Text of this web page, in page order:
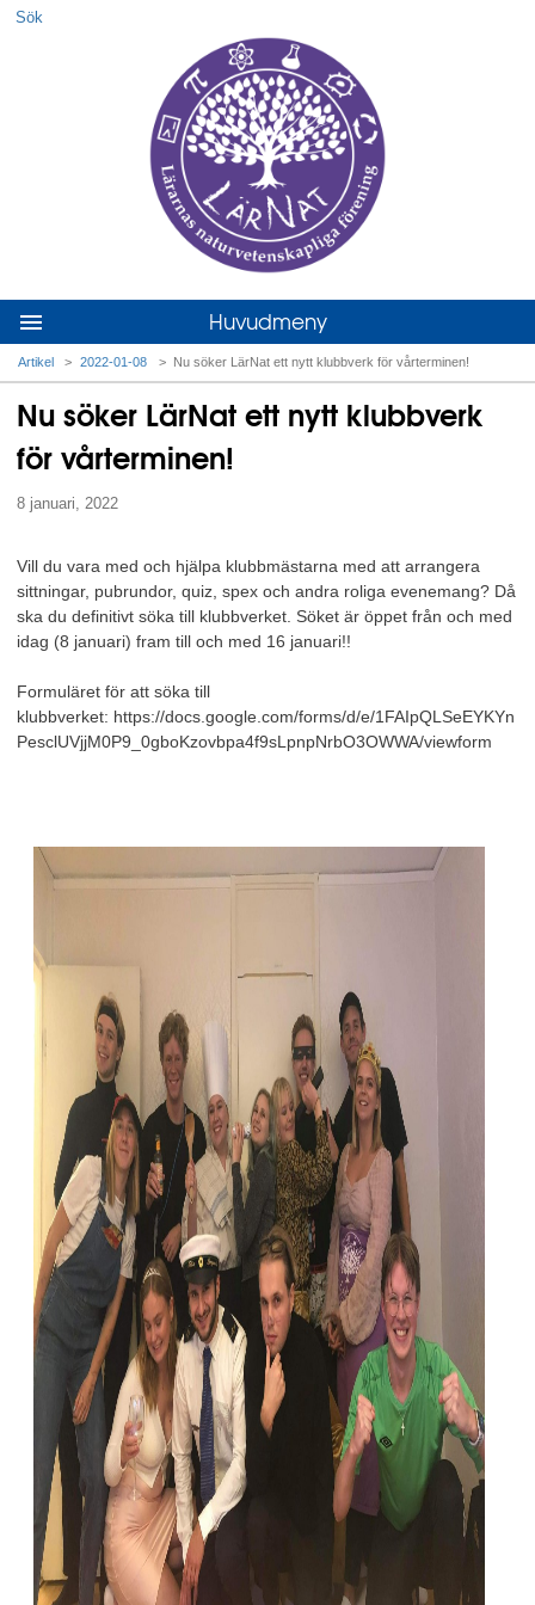
Sök
Huvudmeny
Du är här
Artikel > 2022-01-08 > Nu söker LärNat ett nytt klubbverk för vårterminen!
Nu söker LärNat ett nytt klubbverk
för vårterminen!
8 januari, 2022
Vill du vara med och hjälpa klubbmästarna med att arrangera
sittningar, pubrundor, quiz, spex och andra roliga evenemang? Då
ska du definitivt söka till klubbverket. Söket är öppet från och med
idag (8 januari) fram till och med 16 januari!!
Formuläret för att söka till
klubbverket: https://docs.google.com/forms/d/e/1FAIpQLSeEYKYn
PesclUVjjM0P9_0gboKzovbpa4f9sLpnpNrbO3OWWA/viewform